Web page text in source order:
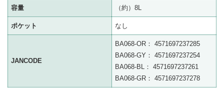
容量 （約）8L
ポケット なし
JANCODE
BA068-OR： 4571697237285
BA068-GY： 4571697237254
BA068-BL： 4571697237261
BA068-GR： 4571697237278